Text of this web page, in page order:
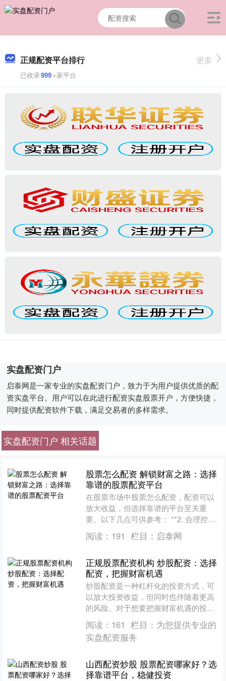
正规配资平台排行
已收录999+家平台
更多
实盘配资门户
启泰网是一家专业的实盘配资门户，致力于为用户提供优质的配
资实盘平台。用户可以在此进行配资实盘股票开户，方便快捷，
同时提供配资软件下载，满足交易者的多样需求。
实盘配资门户 相关话题
股票怎么配资 解锁财富之路：选择
靠谱的股票配资平台
在股票市场中股票怎么配资，配资可以
放大收益，但选择靠谱的平台至关重
要。以下几点可供参考： **2. 合理控制
杠杆：**根据自身风险承受能力和交易
经验，选择合适的....
阅读： 191 栏目： 启泰网
正规股票配资机构 炒股配资：选择
配资，把握财富机遇
炒股配资是一种杠杆化的投资方式，可
以放大投资收益，但同时也伴随着更高
的风险。对于想要把握财富机遇的投资
者来说，选择合适的配资平台至关重
要。 * **提升效率：*....
阅读： 161 栏目： 为您提供专业的
实盘配资服务
山西配资炒股 股票配资哪家好？选
择靠谱平台，稳健投资